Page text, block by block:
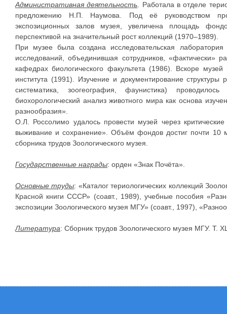
Административная деятельность . Работала в отделе
предложению Н.П. Наумова. Под её руководством
экспозиционных залов музея, увеличена площадь
перспективой на значительный рост коллекций (1970–1989).
При музее была создана исследовательская лаборатория
исследований, объединившая сотрудников, «фактически»
кафедрах биологического факультета (1986). Вскоре музей
института (1991). Изучение и документирование структуры
систематика, зоогеография, фаунистика)
биохорологический анализ животного мира как основа
разнообразия».
О.Л. Россолимо удалось провести музей через
выживание и сохранение». Объём фондов достиг почти 10
сборника трудов Зоологического музея.
Государственные награды: орден «Знак Почёта».
Основные труды: «Каталог териологических коллекций
Красной книги СССР» (соавт., 1989), учебные пособия
экспозиции Зоологического музея МГУ» (соавт., 1997),
Литература: Сборник трудов Зоологического музея МГУ. Т.